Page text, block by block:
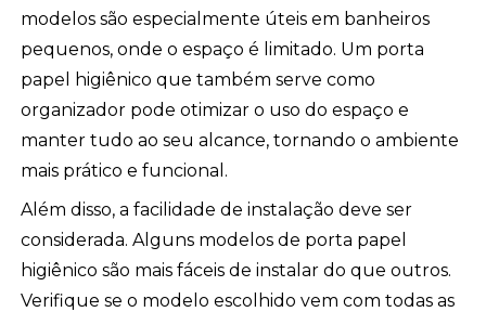
modelos são especialmente úteis em banheiros
pequenos, onde o espaço é limitado. Um porta
papel higiênico que também serve como
organizador pode otimizar o uso do espaço e
manter tudo ao seu alcance, tornando o ambiente
mais prático e funcional.
Além disso, a facilidade de instalação deve ser
considerada. Alguns modelos de porta papel
higiênico são mais fáceis de instalar do que outros.
Verifique se o modelo escolhido vem com todas as